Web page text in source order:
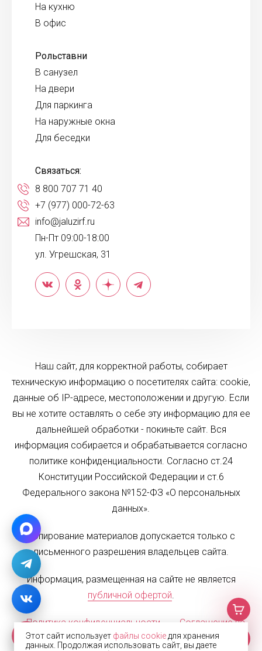
На кухню
В офис
Рольставни
В санузел
На двери
Для паркинга
На наружные окна
Для беседки
Связаться:
8 800 707 71 40
+7 (977) 000-72-63
info@jaluzirf.ru
Пн-Пт 09:00-18:00
ул. Угрешская, 31
Наш сайт, для корректной работы, собирает
техническую информацию о посетителях сайта: cookie,
данные об IP-адресе, местоположении и другую. Если
вы не хотите оставлять о себе эту информацию для ее
дальнейшей обработки - покиньте сайт. Вся
информация собирается и обрабатывается согласно
политике конфиденциальности. Согласно ст.24
Конституции Российской Федерации и ст.6
Федерального закона №152-ФЗ «О персональных
данных».
Копирование материалов допускается только с
письменного разрешения владельцев сайта.
Информация, размещенная на сайте не является
публичной офертой.
Политика конфиденциальности
Соглашение на
обработку персональных данных
Карта сайта
Этот сайт использует файлы cookie для хранения
данных. Продолжая использовать сайт, вы даете